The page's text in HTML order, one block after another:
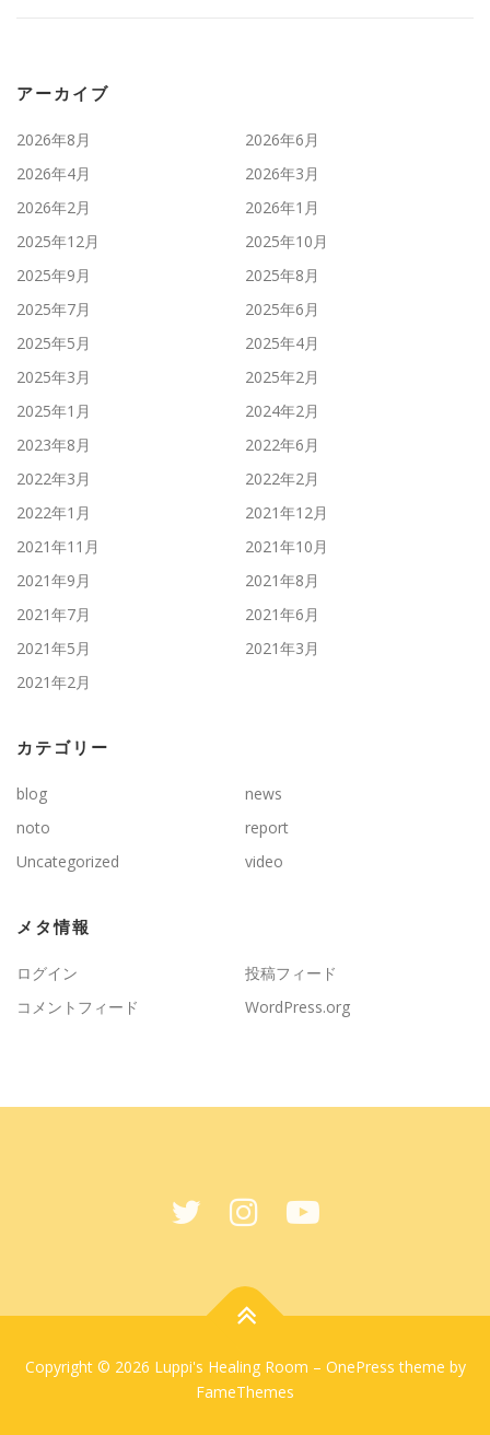
アーカイブ
2026年8月
2026年6月
2026年4月
2026年3月
2026年2月
2026年1月
2025年12月
2025年10月
2025年9月
2025年8月
2025年7月
2025年6月
2025年5月
2025年4月
2025年3月
2025年2月
2025年1月
2024年2月
2023年8月
2022年6月
2022年3月
2022年2月
2022年1月
2021年12月
2021年11月
2021年10月
2021年9月
2021年8月
2021年7月
2021年6月
2021年5月
2021年3月
2021年2月
カテゴリー
blog
news
noto
report
Uncategorized
video
メタ情報
ログイン
投稿フィード
コメントフィード
WordPress.org
Copyright © 2026 Luppi's Healing Room – OnePress theme by
FameThemes